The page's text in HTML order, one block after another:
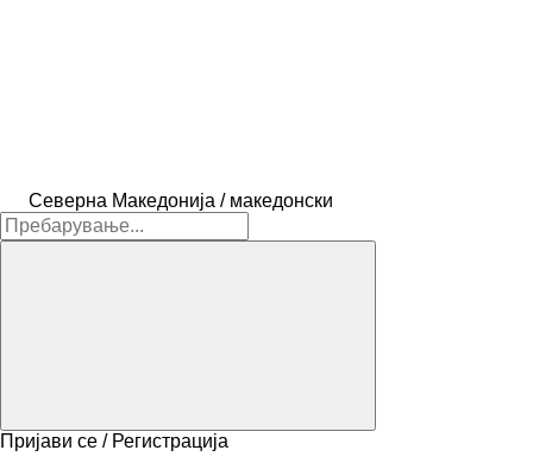
Северна Македонија / македонски
Пријави се / Регистрација